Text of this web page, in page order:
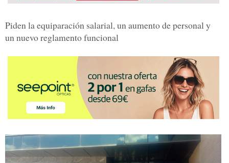
Piden la equiparación salarial, un aumento de personal y
un nuevo reglamento funcional